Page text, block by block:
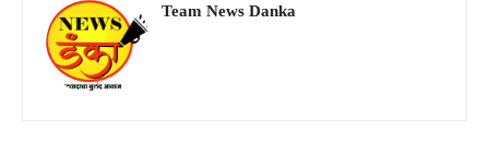
Team News Danka